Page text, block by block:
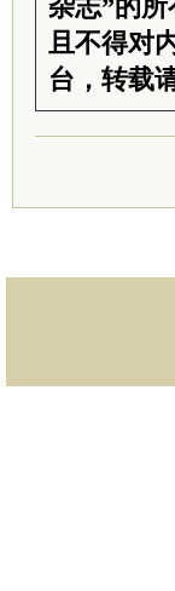
杂志”的
且不得对
台，转载